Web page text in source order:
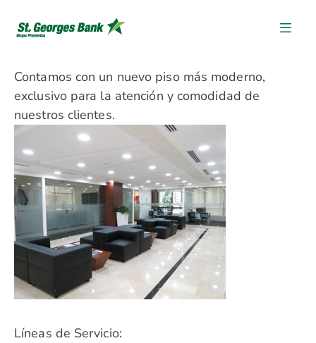
Contamos con un nuevo piso más moderno,
exclusivo para la atención y comodidad de
nuestros clientes.
Líneas de Servicio: